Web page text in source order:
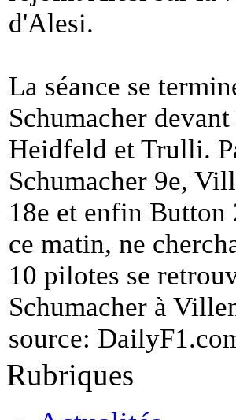
d'Alesi.
La séance se
Schumacher
Heidfeld et Trulli.
Schumacher 9e,
18e et enfin Button
ce matin, ne
10 pilotes se
Schumacher à
source:
Rubriques